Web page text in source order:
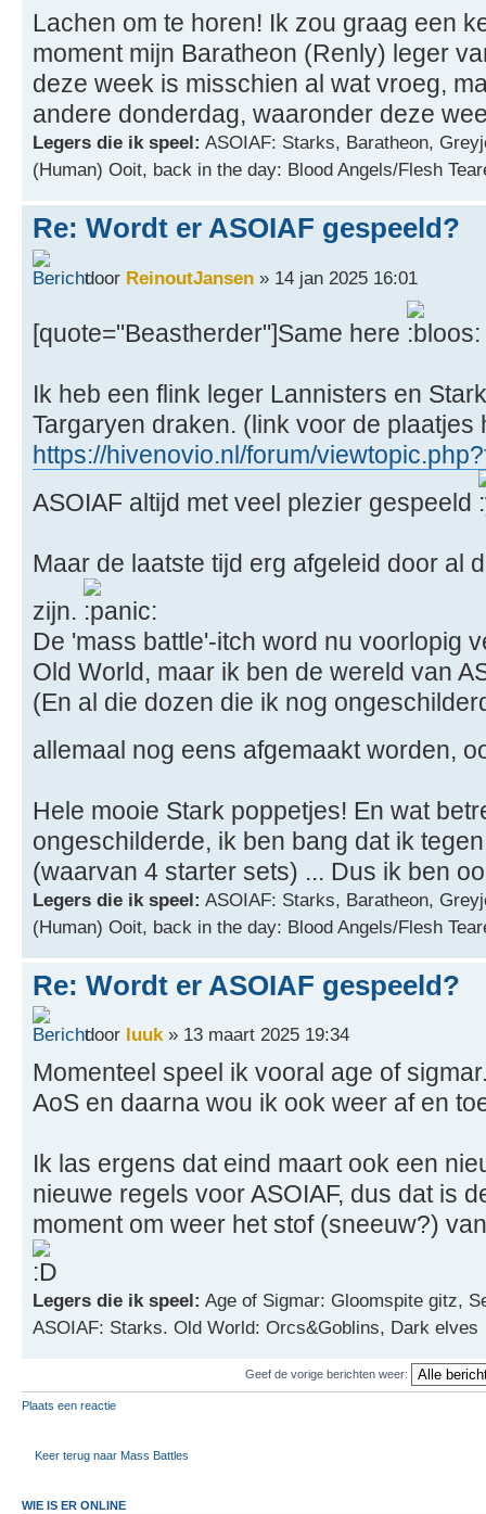
Lachen om te horen! Ik zou graag een
moment mijn Baratheon (Renly) leger
deze week is misschien al wat vroeg,
andere donderdag, waaronder deze
Legers die ik speel: ASOIAF: Starks, Baratheon,
(Human) Ooit, back in the day: Blood Angels/Flesh
Re: Wordt er ASOIAF gespeeld?
door ReinoutJansen » 14 jan 2025 16:01
[quote="Beastherder"]Same here
Ik heb een flink leger Lannisters en
Targaryen draken. (link voor de plaatjes
https://hivenovio.nl/forum/
ASOIAF altijd met veel plezier gespeeld
Maar de laatste tijd erg afgeleid door al
zijn.
De 'mass battle'-itch word nu voorlopig
Old World, maar ik ben de wereld van
(En al die dozen die ik nog
allemaal nog eens afgemaakt worden,
Hele mooie Stark poppetjes! En wat
ongeschilderde, ik ben bang dat ik
(waarvan 4 starter sets) ... Dus ik ben
Legers die ik speel: ASOIAF: Starks, Baratheon,
(Human) Ooit, back in the day: Blood Angels/Flesh
Re: Wordt er ASOIAF gespeeld?
door luuk» 13 maart 2025 19:34
Momenteel speel ik vooral age of
AoS en daarna wou ik ook weer af en
Ik las ergens dat eind maart ook een
nieuwe regels voor ASOIAF, dus dat is
moment om weer het stof (sneeuw?)
Legers die ik speel: Age of Sigmar: Gloomspite gitz,
ASOIAF: Starks. Old World: Orcs&Goblins, Dark elves
Geef de vorige berichten weer:
Plaats een reactie
Keer terug naar Mass Battles
WIE IS ER ONLINE